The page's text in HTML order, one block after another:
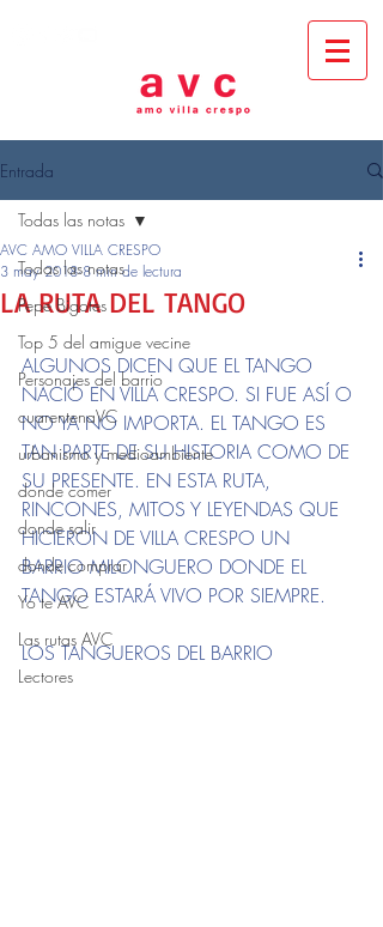
Entrada
Todas las notas
Pepe Bigotes
Top 5 del amigue vecine
Personajes del barrio
cuarentenaVC
urbanismo y medioambiente
donde comer
donde salir
donde comprar
Yo te AVC
Las rutas AVC
Lectores
Todas las notas
LA RUTA DEL TANGO
AVC AMO VILLA CRESPO
3 may 2018 8 min de lectura
ALGUNOS DICEN QUE EL TANGO
NACIÓ EN VILLA CRESPO. SI FUE ASÍ O
NO YA NO IMPORTA. EL TANGO ES
TAN PARTE DE SU HISTORIA COMO DE
SU PRESENTE. EN ESTA RUTA,
RINCONES, MITOS Y LEYENDAS QUE
HICIERON DE VILLA CRESPO UN
BARRIO MILONGUERO DONDE EL
TANGO ESTARÁ VIVO POR SIEMPRE.
LOS TANGUEROS DEL BARRIO